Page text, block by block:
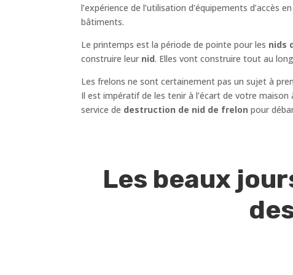
l’expérience de l’utilisation d’équipements d’accès
bâtiments.
Le printemps est la période de pointe pour les nids
construire leur nid. Elles vont construire tout au
Les frelons ne sont certainement pas un sujet à
Il est impératif de les tenir à l’écart de votre
service de destruction de nid de frelon pour
Les beaux